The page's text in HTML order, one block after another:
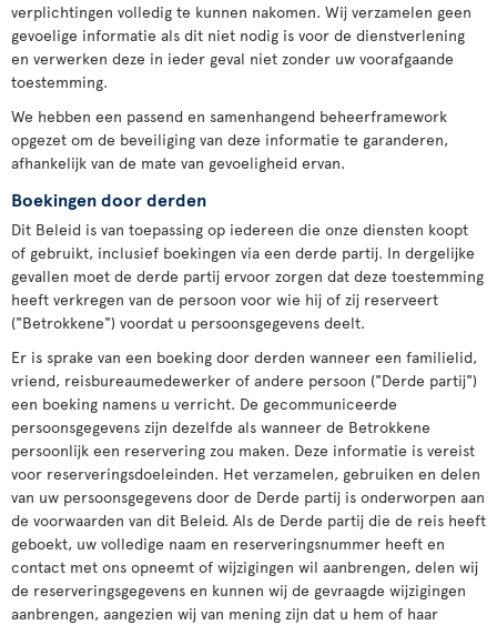
verplichtingen volledig te kunnen nakomen. Wij verzamelen geen
gevoelige informatie als dit niet nodig is voor de dienstverlening
en verwerken deze in ieder geval niet zonder uw voorafgaande
toestemming.
We hebben een passend en samenhangend beheerframework
opgezet om de beveiliging van deze informatie te garanderen,
afhankelijk van de mate van gevoeligheid ervan.
Boekingen door derden
Dit Beleid is van toepassing op iedereen die onze diensten koopt
of gebruikt, inclusief boekingen via een derde partij. In dergelijke
gevallen moet de derde partij ervoor zorgen dat deze toestemming
heeft verkregen van de persoon voor wie hij of zij reserveert
("Betrokkene") voordat u persoonsgegevens deelt.
Er is sprake van een boeking door derden wanneer een familielid,
vriend, reisbureaumedewerker of andere persoon ("Derde partij")
een boeking namens u verricht. De gecommuniceerde
persoonsgegevens zijn dezelfde als wanneer de Betrokkene
persoonlijk een reservering zou maken. Deze informatie is vereist
voor reserveringsdoeleinden. Het verzamelen, gebruiken en delen
van uw persoonsgegevens door de Derde partij is onderworpen aan
de voorwaarden van dit Beleid. Als de Derde partij die de reis heeft
geboekt, uw volledige naam en reserveringsnummer heeft en
contact met ons opneemt of wijzigingen wil aanbrengen, delen wij
de reserveringsgegevens en kunnen wij de gevraagde wijzigingen
aanbrengen, aangezien wij van mening zijn dat u hem of haar